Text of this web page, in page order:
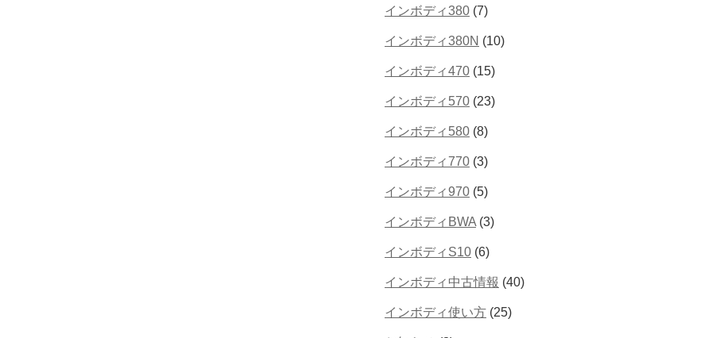
インボディ380 (7)
インボディ380N (10)
インボディ470 (15)
インボディ570 (23)
インボディ580 (8)
インボディ770 (3)
インボディ970 (5)
インボディBWA (3)
インボディS10 (6)
インボディ中古情報 (40)
インボディ使い方 (25)